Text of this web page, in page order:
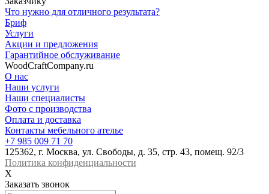
Что нужно для отличного результата?
Бриф
Услуги
Акции и предложения
Гарантийное обслуживание
WoodCraftCompany.ru
О нас
Наши услуги
Наши специалисты
Фото с производства
Оплата и доставка
Контакты мебельного ателье
+7 985 009 71 70
125362, г. Москва, ул. Свободы, д. 35, стр. 43, помещ. 92/3
Политика конфиденциальности
X
Заказать звонок